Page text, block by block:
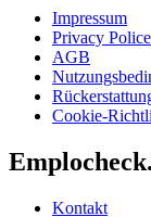
Impressum
Privacy Police
AGB
Cookie-
Kontakt